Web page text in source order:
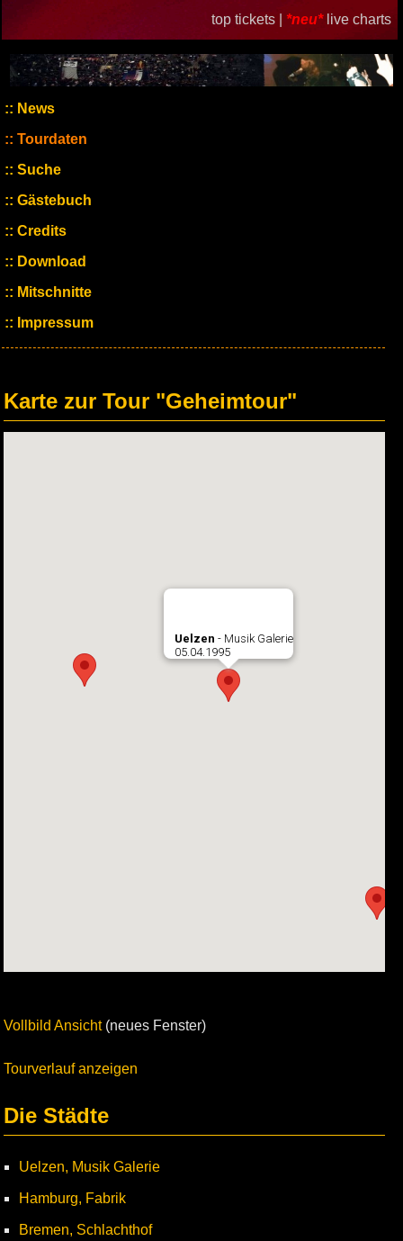
top tickets | *neu* live charts
News
Tourdaten
Suche
Gästebuch
Credits
Download
Mitschnitte
Impressum
Karte zur Tour "Geheimtour"
Uelzen - Musik Galerie
05.04.1995
Vollbild Ansicht(neues Fenster)
Tourverlauf anzeigen
Die Städte
Uelzen, Musik Galerie
Hamburg, Fabrik
Bremen, Schlachthof